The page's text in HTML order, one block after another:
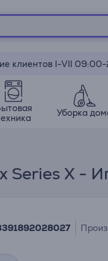
клиентов I-VII
Уборка
Series X -